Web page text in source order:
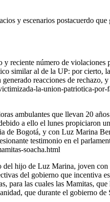
y escenarios postacuerdo
reciente número de violaciones
similar al de la UP: por cierto,
reacciones de rechazo,
la-union-patriotica-por-
ambulantes que llevan 20
a ello el lunes propiciaron
de Bogotá, y con Luz Marina
testimonio en el
soacha.html
del hijo de Luz Marina, joven con
del gobierno que incentiva
para las cuales las Mamitas, que
que durante el gobierno de